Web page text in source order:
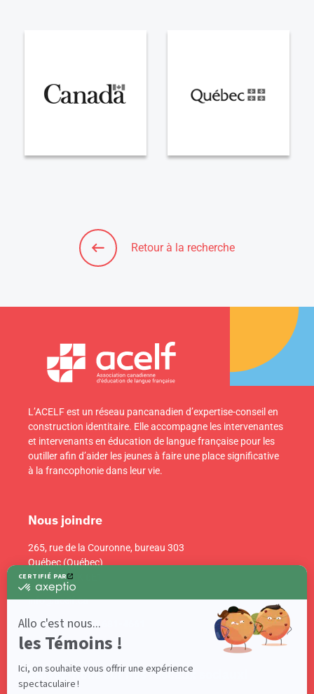
Retour à la recherche
L’ACELF est un réseau pancanadien d’expertise-conseil en
construction identitaire. Elle accompagne les intervenantes
et intervenants en éducation de langue française pour les
outiller afin d’aider les jeunes à faire une place significative
à la francophonie dans leur vie.
Suivez-nous sur nos réseaux sociaux!
Nous joindre
265, rue de la Couronne, bureau 303
Québec (Québec)
Canada G1K 6E1
info@acelf.ca
Téléphone : 418 681-4661